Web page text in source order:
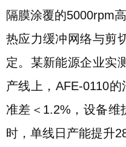
隔膜涂覆的5000rpm
热应力缓冲网络与剪
定。某新能源企业实
产线上，AFE-0110
准差＜1.2%，设备维
时，单线日产能提升